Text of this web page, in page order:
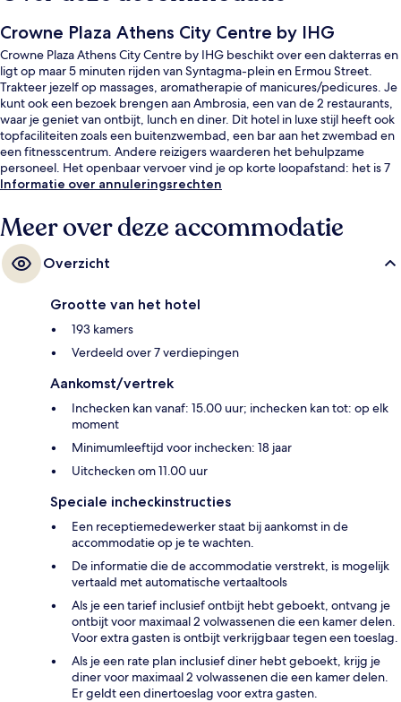
Crowne Plaza Athens City Centre by IHG
Crowne Plaza Athens City Centre by IHG beschikt over een dakterras en
ligt op maar 5 minuten rijden van Syntagma-plein en Ermou Street.
Trakteer jezelf op massages, aromatherapie of manicures/pedicures. Je
kunt ook een bezoek brengen aan Ambrosia, een van de 2 restaurants,
waar je geniet van ontbijt, lunch en diner. Dit hotel in luxe stijl heeft ook
topfaciliteiten zoals een buitenzwembad, een bar aan het zwembad en
een fitnesscentrum. Andere reizigers waarderen het behulpzame
personeel. Het openbaar vervoer vind je op korte loopafstand: het is 7
minuten lopen naar Station Megaro Moussikis en 11 minuten naar Station
Informatie over annuleringsrechten
Meer over deze accommodatie
Overzicht
Grootte van het hotel
193 kamers
Verdeeld over 7 verdiepingen
Aankomst/vertrek
Inchecken kan vanaf: 15.00 uur; inchecken kan tot: op elk
moment
Minimumleeftijd voor inchecken: 18 jaar
Uitchecken om 11.00 uur
Speciale incheckinstructies
Een receptiemedewerker staat bij aankomst in de
accommodatie op je te wachten.
De informatie die de accommodatie verstrekt, is mogelijk
vertaald met automatische vertaaltools
Als je een tarief inclusief ontbijt hebt geboekt, ontvang je
ontbijt voor maximaal 2 volwassenen die een kamer delen.
Voor extra gasten is ontbijt verkrijgbaar tegen een toeslag.
Als je een rate plan inclusief diner hebt geboekt, krijg je
diner voor maximaal 2 volwassenen die een kamer delen.
Er geldt een dinertoeslag voor extra gasten.